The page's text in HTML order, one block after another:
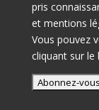
pris
et mentions
Vous pouvez
cliquant sur le